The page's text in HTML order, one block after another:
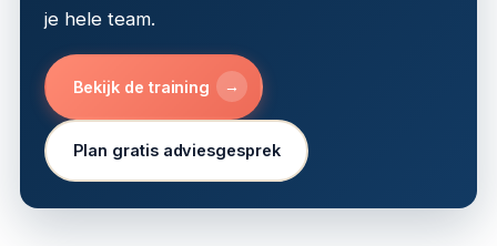
je hele team.
Bekijk de training →
Plan gratis adviesgesprek